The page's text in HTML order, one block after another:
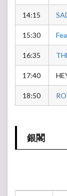
14:15
15:30
16:35
17:40
18:50
銀閣